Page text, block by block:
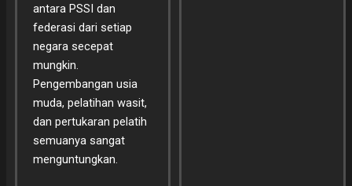
antara PSSI dan
federasi dari setiap
negara secepat
mungkin.
Pengembangan usia
muda, pelatihan wasit,
dan pertukaran pelatih
semuanya sangat
menguntungkan.